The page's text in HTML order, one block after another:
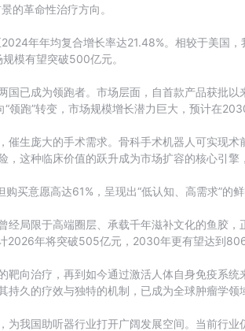
的革命性治疗方向。
年年均复合增长率达21.48%。相较于美国
模有望突破500亿元。
已成为领跑者。市场层面，自首款产品获批
领跑”转变，市场规模增长潜力巨大，预计在
生庞大的手术需求。骨科手术机器人可实现
这种临床价值的跃升成为市场扩容的核心引擎
买意愿高达61%，呈现出“低认知、高需求”的
局限于高端圈层、承载千年滋补文化的鱼胶
年将突破505亿元，2030年更有望达到806
向治疗，再到如今通过激活人体自身免疫系
久的疗效与独特的机制，已成为全球肿瘤学领
我国助听器行业打开广阔发展空间。当前行